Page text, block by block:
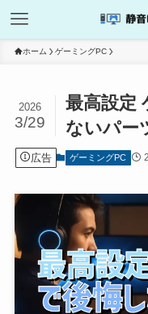
ホーム ゲーミングPC
最高設定
ないパー
2026
3/29
広告 ゲーミングPC